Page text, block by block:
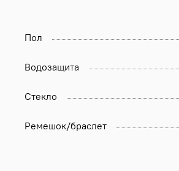
Пол
Водозащита
Стекло
Ремешок/браслет